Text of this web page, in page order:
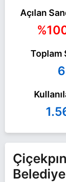
Açılan
Toplam
6
Belediye